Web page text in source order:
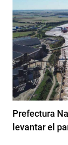
Prefectura
levantar el